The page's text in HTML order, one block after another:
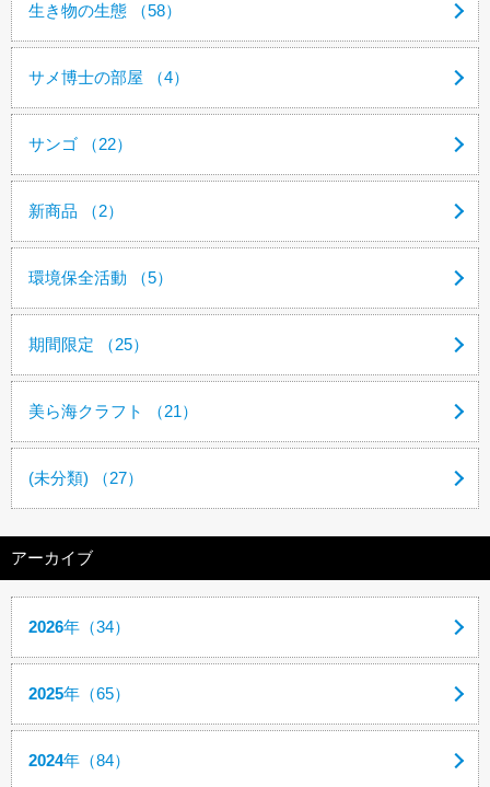
生き物の生態 （58）
サメ博士の部屋 （4）
サンゴ （22）
新商品 （2）
環境保全活動 （5）
期間限定 （25）
美ら海クラフト （21）
(未分類) （27）
アーカイブ
2026年（34）
2025年（65）
2024年（84）